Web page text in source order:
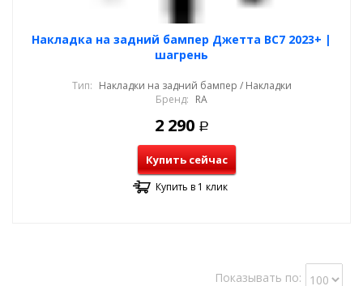
Накладка на задний бампер Джетта ВС7 2023+ |
шагрень
Тип: Накладки на задний бампер / Накладки
Бренд: RA
2 290 Р
Купить сейчас
Купить в 1 клик
Показывать по: